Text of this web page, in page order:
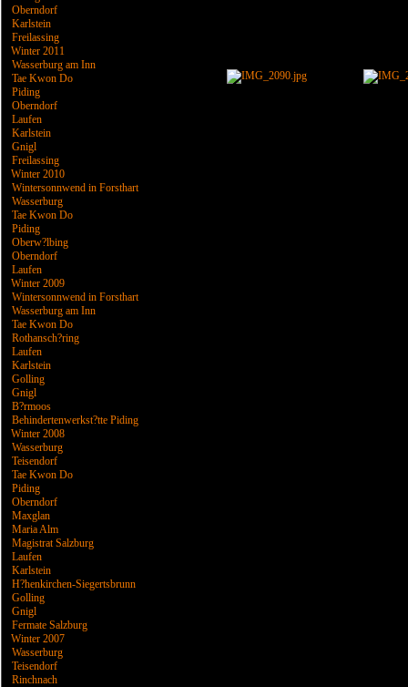
Oberndorf
Karlstein
Freilassing
Winter 2011
Wasserburg am Inn
Tae Kwon Do
Piding
Oberndorf
Laufen
Karlstein
Gnigl
Freilassing
Winter 2010
Wintersonnwend in Forsthart
Wasserburg
Tae Kwon Do
Piding
Oberw?lbing
Oberndorf
Laufen
Winter 2009
Wintersonnwend in Forsthart
Wasserburg am Inn
Tae Kwon Do
Rothansch?ring
Laufen
Karlstein
Golling
Gnigl
B?rmoos
Behindertenwerkst?tte Piding
Winter 2008
Wasserburg
Teisendorf
Tae Kwon Do
Piding
Oberndorf
Maxglan
Maria Alm
Magistrat Salzburg
Laufen
Karlstein
H?henkirchen-Siegertsbrunn
Golling
Gnigl
Fermate Salzburg
Winter 2007
Wasserburg
Teisendorf
Rinchnach